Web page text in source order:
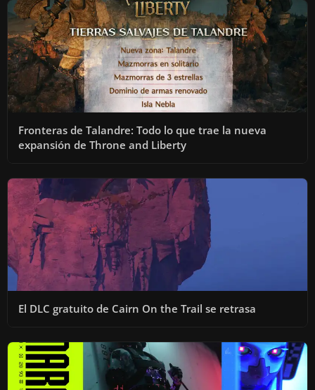
Fronteras de Talandre: Todo lo que trae la nueva
expansión de Throne and Liberty
El DLC gratuito de Cairn On the Trail se retrasa